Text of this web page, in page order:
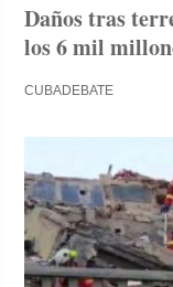
Daños tras
los 6 mil
CUBADEBATE